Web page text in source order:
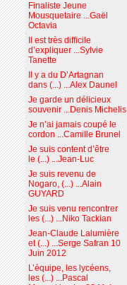
Finaliste Jeune
Mousquetaire ...Gaël
Octavia
Il est très difficile
d’expliquer ...Sylvie
Tanette
Il y a du D’Artagnan
dans (...) ...Alex Daunel
Je garde un délicieux
souvenir ...Denis Michelis
Je n’ai jamais coupé le
cordon ...Camille Brunel
Je suis content d’être
le (...) ...Jean-Luc
Je suis revenu de
Nogaro, (...) ...Alain
GUYARD
Je suis venu rencontrer
les (...) ...Niko Tackian
Jean-Claude Lalumière
et (...) ...Serge Safran 10
Juin 2012
L’équipe, les lycéens,
les (...) ...Pascal